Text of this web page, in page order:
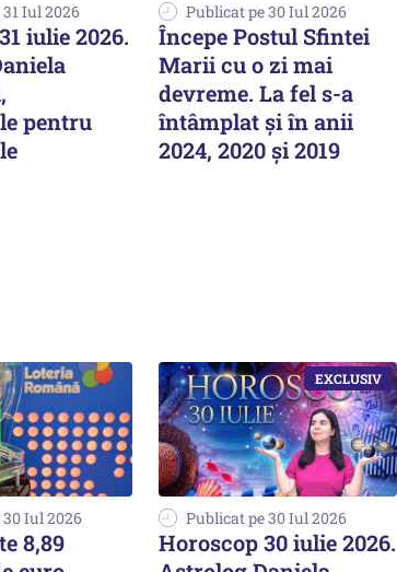
Iul 2026
iulie 2026.
pentru
Publicat pe 30 Iul 2026
Începe Postul Sfintei
Marii cu o zi mai
devreme. La fel s-a
întâmplat și în anii
2024, 2020 și 2019
Iul 2026
8,89
Publicat pe 30 Iul 2026
Horoscop 30 iulie 2026.